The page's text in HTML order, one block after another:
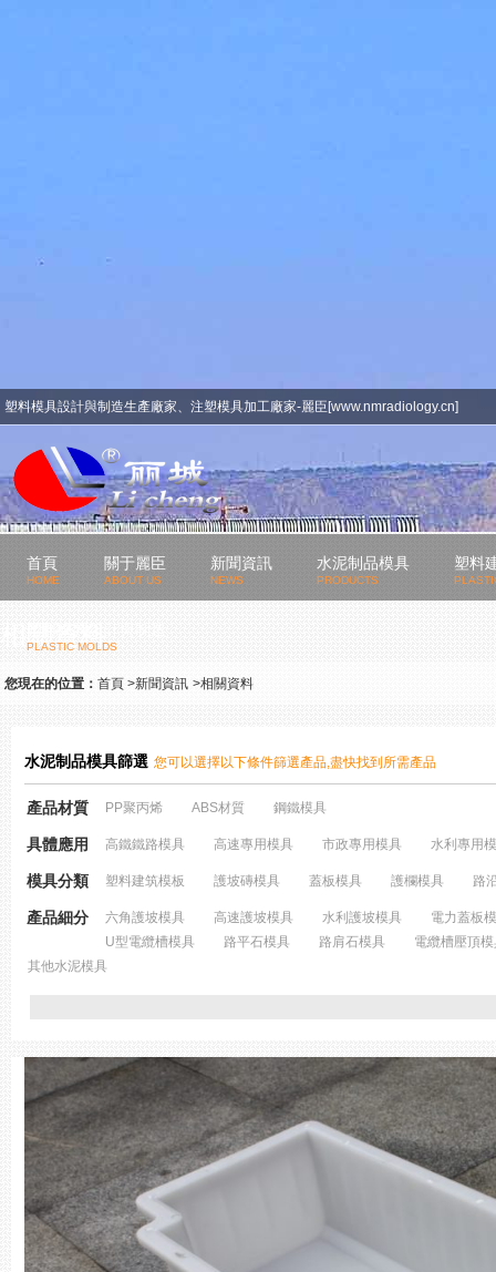
塑料模具設計與制造生產廠家、注塑模具加工廠家-麗臣[www.nmradiology.cn]
首頁
HOME
關于麗臣
ABOUT US
新聞資訊
NEWS
水泥制品模具
PRODUCTS
塑料
PLASTIC MOLDS
您現在的位置：首頁 >新聞資訊 >相關資料
水泥制品模具篩選 您可以選擇以下條件篩選產品,盡快找到所需產品
產品材質 PP聚丙烯 ABS材質 鋼鐵模具
具體應用 高鐵鐵路模具 高速專用模具 市政專用模具 水利專用
模具分類 塑料建筑模板 護坡磚模具 蓋板模具 護欄模具 路
產品細分 六角護坡模具 高速護坡模具 水利護坡模具
電力蓋板
U型電纜槽模具
路平石模具 路肩石模具
電纜槽壓頂
其他水泥模具